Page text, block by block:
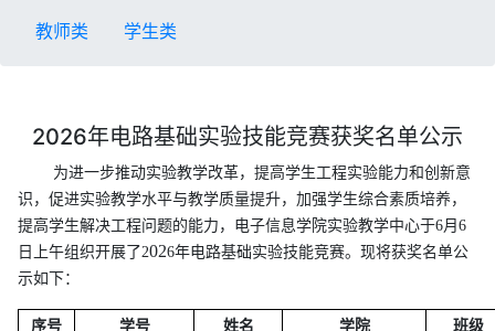
教师类 学生类
2026年电路基础实验技能竞赛获奖名单公示
为进一步推动实验教学改革，提高学生工程实验能力和创新意
识，促进实验教学水平与教学质量提升，加强学生综合素质培养，
提高学生解决工程问题的能力，电子信息学院实验教学中心于6月6
日上午组织开展了2026年电路基础实验技能竞赛。现将获奖名单公
示如下：
序号 学号 姓名 学院
班级